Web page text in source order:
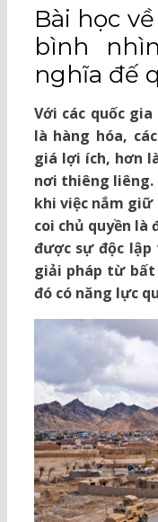
ON
Bài học
bình
nghĩa đế
Với các quốc
là hàng hóa,
giá lợi ích, hơn
nơi thiêng liêng.
khi việc nắm giữ
coi chủ quyền
được sự độc
giải pháp từ
đó có năng lực